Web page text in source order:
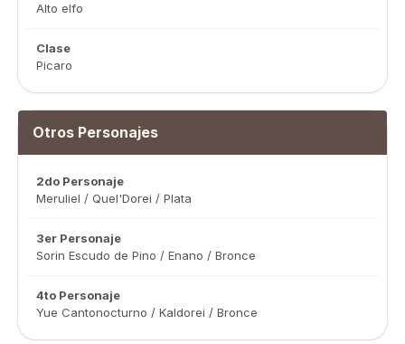
Alto elfo
Clase
Picaro
Otros Personajes
2do Personaje
Meruliel / Quel'Dorei / Plata
3er Personaje
Sorin Escudo de Pino / Enano / Bronce
4to Personaje
Yue Cantonocturno / Kaldorei / Bronce